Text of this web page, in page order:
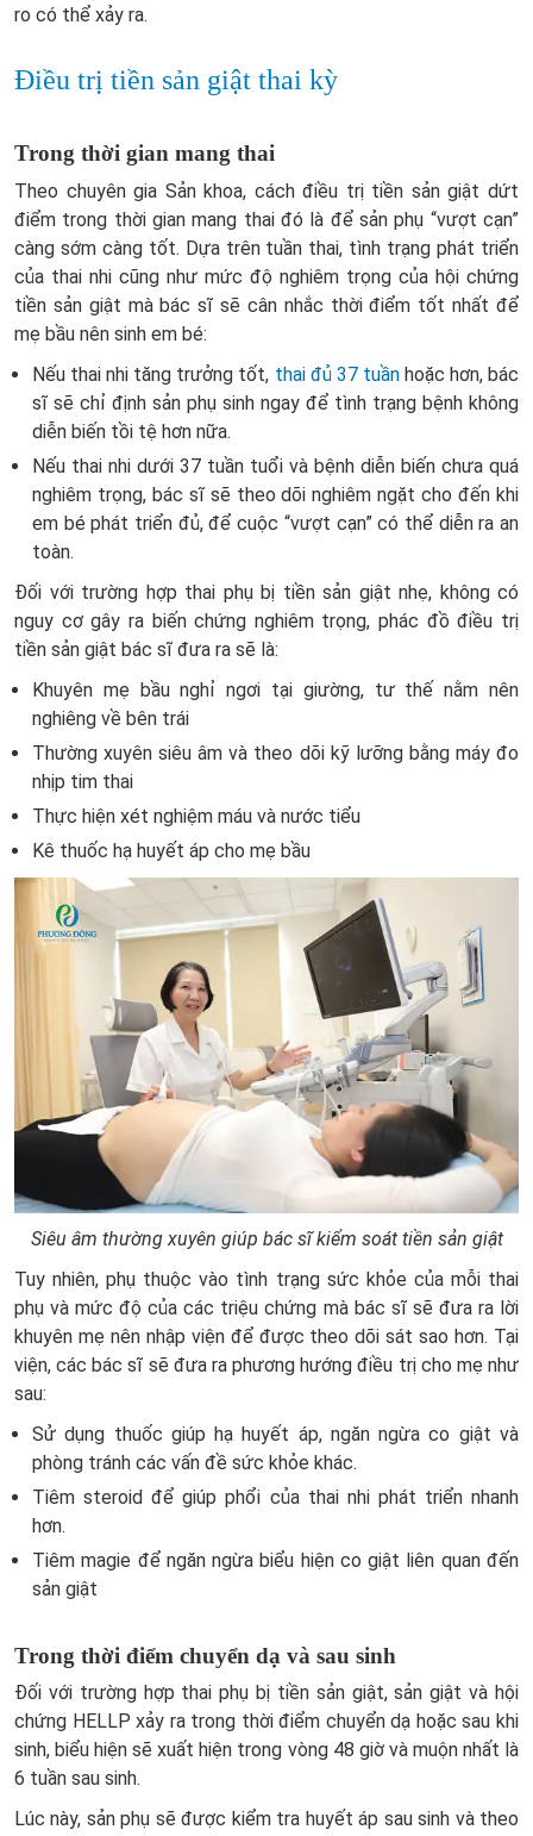
ro có thể xảy ra.
Điều trị tiền sản giật thai kỳ
Trong thời gian mang thai
Theo chuyên gia Sản khoa, cách điều trị tiền sản giật dứt
điểm trong thời gian mang thai đó là để sản phụ “vượt cạn”
càng sớm càng tốt. Dựa trên tuần thai, tình trạng phát triển
của thai nhi cũng như mức độ nghiêm trọng của hội chứng
tiền sản giật mà bác sĩ sẽ cân nhắc thời điểm tốt nhất để
mẹ bầu nên sinh em bé:
Nếu thai nhi tăng trưởng tốt, thai đủ 37 tuầnhoặc hơn, bác
sĩ sẽ chỉ định sản phụ sinh ngay để tình trạng bệnh không
diễn biến tồi tệ hơn nữa.
Nếu thai nhi dưới 37 tuần tuổi và bệnh diễn biến chưa quá
nghiêm trọng, bác sĩ sẽ theo dõi nghiêm ngặt cho đến khi
em bé phát triển đủ, để cuộc “vượt cạn” có thể diễn ra an
toàn.
Đối với trường hợp thai phụ bị tiền sản giật nhẹ, không có
nguy cơ gây ra biến chứng nghiêm trọng, phác đồ điều trị
tiền sản giật bác sĩ đưa ra sẽ là:
Khuyên mẹ bầu nghỉ ngơi tại giường, tư thế nằm nên
nghiêng về bên trái
Thường xuyên siêu âm và theo dõi kỹ lưỡng bằng máy đo
nhịp tim thai
Thực hiện xét nghiệm máu và nước tiểu
Kê thuốc hạ huyết áp cho mẹ bầu
Siêu âm thường xuyên giúp bác sĩ kiểm soát tiền sản giật
Tuy nhiên, phụ thuộc vào tình trạng sức khỏe của mỗi thai
phụ và mức độ của các triệu chứng mà bác sĩ sẽ đưa ra lời
khuyên mẹ nên nhập viện để được theo dõi sát sao hơn. Tại
viện, các bác sĩ sẽ đưa ra phương hướng điều trị cho mẹ như
sau:
Sử dụng thuốc giúp hạ huyết áp, ngăn ngừa co giật và
phòng tránh các vấn đề sức khỏe khác.
Tiêm steroid để giúp phổi của thai nhi phát triển nhanh
hơn.
Tiêm magie để ngăn ngừa biểu hiện co giật liên quan đến
sản giật
Trong thời điểm chuyển dạ và sau sinh
Đối với trường hợp thai phụ bị tiền sản giật, sản giật và hội
chứng HELLP xảy ra trong thời điểm chuyển dạ hoặc sau khi
sinh, biểu hiện sẽ xuất hiện trong vòng 48 giờ và muộn nhất là
6 tuần sau sinh.
Lúc này, sản phụ sẽ được kiểm tra huyết áp sau sinh và theo